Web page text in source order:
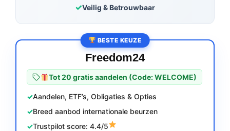
Veilig & Betrouwbaar
BESTE KEUZE
Freedom24
Tot 20 gratis aandelen (Code: WELCOME)
Aandelen, ETF’s, Obligaties & Opties
Breed aanbod internationale beurzen
Trustpilot score: 4.4/5